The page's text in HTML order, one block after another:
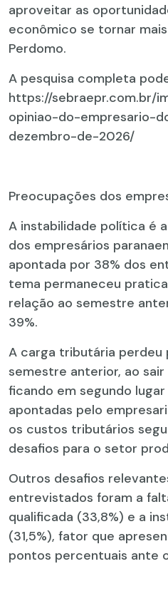
aproveitar as
econômico se tornar
Perdomo.
A pesquisa completa
https://sebraepr.com.br/
opiniao-do-empresario-
dezembro-de-2026/
Preocupações dos
A instabilidade política é
dos empresários
apontada por 38% dos
tema permaneceu
relação ao semestre
39%.
A carga tributária perdeu
semestre anterior, ao sair
ficando em segundo
apontadas pelo
os custos tributários
desafios para o setor
Outros desafios
entrevistados foram a
qualificada (33,8%) e a
(31,5%), fator que
pontos percentuais ante